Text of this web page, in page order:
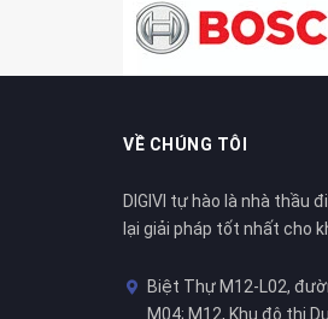
VỀ CHÚNG TÔI
DIGIVI tự hào là nhà thầu
lại giải pháp tốt nhất cho
Biệt Thự M12-L02,
M04; M12, Khu đô thị